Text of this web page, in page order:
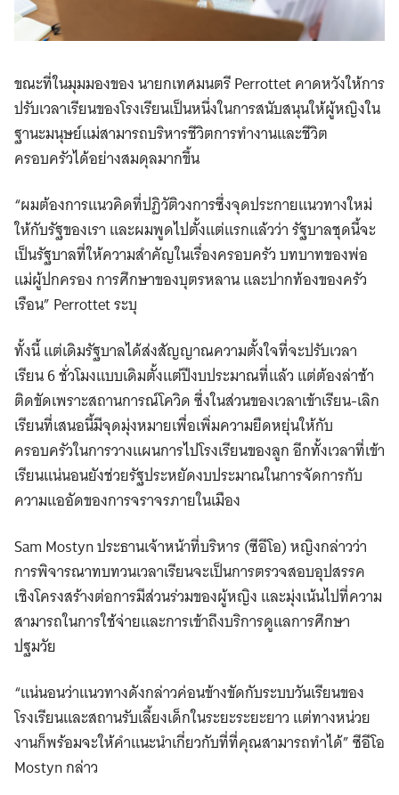
ขณะที่ในมุมมองของ นายกเทศมนตรี Perrottet คาดหวังให้การ
ปรับเวลาเรียนของโรงเรียนเป็นหนึ่งในการสนับสนุนให้ผู้หญิงใน
ฐานะมนุษย์แม่สามารถบริหารชีวิตการทำงานและชีวิต
ครอบครัวได้อย่างสมดุลมากขึ้น
“ผมต้องการแนวคิดที่ปฏิวัติวงการซึ่งจุดประกายแนวทางใหม่
ให้กับรัฐของเรา และผมพูดไปตั้งแต่แรกแล้วว่า รัฐบาลชุดนี้จะ
เป็นรัฐบาลที่ให้ความสำคัญในเรื่องครอบครัว บทบาทของพ่อ
แม่ผู้ปกครอง การศึกษาของบุตรหลาน และปากท้องของครัว
เรือน” Perrottet ระบุ
ทั้งนี้ แต่เดิมรัฐบาลได้ส่งสัญญาณความตั้งใจที่จะปรับเวลา
เรียน 6 ชั่วโมงแบบเดิมตั้งแต่ปีงบประมาณที่แล้ว แต่ต้องล่าช้า
ติดขัดเพราะสถานการณ์โควิด ซึ่งในส่วนของเวลาเข้าเรียน-เลิก
เรียนที่เสนอนี้มีจุดมุ่งหมายเพื่อเพิ่มความยืดหยุ่นให้กับ
ครอบครัวในการวางแผนการไปโรงเรียนของลูก อีกทั้งเวลาที่เข้า
เรียนแน่นอนยังช่วยรัฐประหยัดงบประมาณในการจัดการกับ
ความแออัดของการจราจรภายในเมือง
Sam Mostyn ประธานเจ้าหน้าที่บริหาร (ซีอีโอ) หญิงกล่าวว่า
การพิจารณาทบทวนเวลาเรียนจะเป็นการตรวจสอบอุปสรรค
เชิงโครงสร้างต่อการมีส่วนร่วมของผู้หญิง และมุ่งเน้นไปที่ความ
สามารถในการใช้จ่ายและการเข้าถึงบริการดูแลการศึกษา
ปฐมวัย
“แน่นอนว่าแนวทางดังกล่าวค่อนข้างขัดกับระบบวันเรียนของ
โรงเรียนและสถานรับเลี้ยงเด็กในระยะระยะยาว แต่ทางหน่วย
งานก็พร้อมจะให้คำแนะนำเกี่ยวกับที่ที่คุณสามารถทำได้” ซีอีโอ
Mostyn กล่าว